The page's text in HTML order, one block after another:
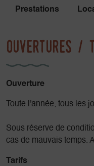
Prestations
Ouvertures /
Ouverture
Toute l'année, tous les
Sous réserve de
cas de mauvais temps.
Tarifs